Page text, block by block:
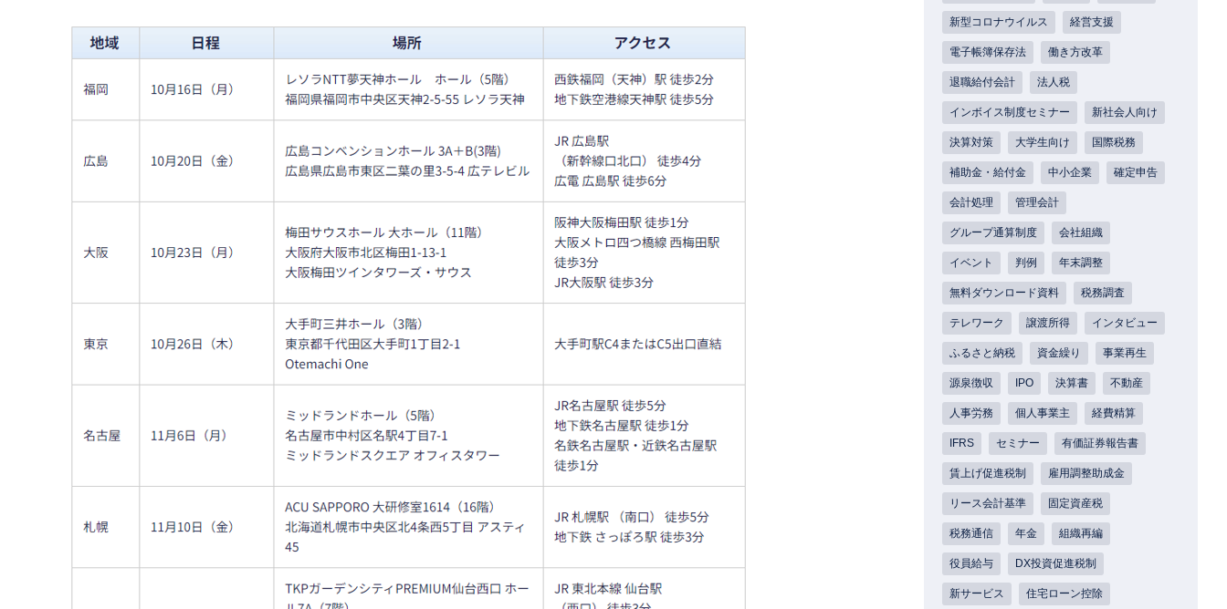
新型コロナウイルス 経営支援
電子帳簿保存法 働き方改革
退職給付会計 法人税
インボイス制度セミナー 新社会人向け
決算対策 大学生向け 国際税務
補助金・給付金 中小企業 確定申告
会計処理 管理会計
グループ通算制度 会社組織
イベント 判例 年末調整
無料ダウンロード資料 税務調査
テレワーク 譲渡所得 インタビュー
ふるさと納税 資金繰り 事業再生
源泉徴収 IPO 決算書 不動産
人事労務 個人事業主 経費精算
IFRS セミナー 有価証券報告書
賃上げ促進税制 雇用調整助成金
リース会計基準 固定資産税
税務通信 年金 組織再編
役員給与 DX投資促進税制
新サービス 住宅ローン控除